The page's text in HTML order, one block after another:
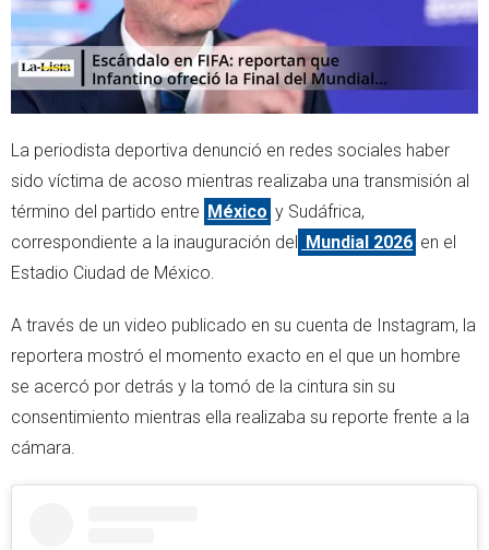
La periodista deportiva denunció en redes sociales haber
sido víctima de acoso mientras realizaba una transmisión al
término del partido entre México y Sudáfrica,
correspondiente a la inauguración del Mundial 2026 en el
Estadio Ciudad de México.
A través de un video publicado en su cuenta de Instagram, la
reportera mostró el momento exacto en el que un hombre
se acercó por detrás y la tomó de la cintura sin su
consentimiento mientras ella realizaba su reporte frente a la
cámara.